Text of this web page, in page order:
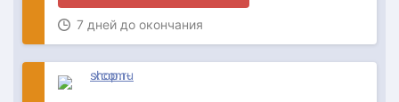
7 дней до окончания